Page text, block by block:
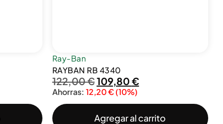
Ray-Ban
RAYBAN RB 4340
122,00€109,80 €
Ahorras: 12,20€ (10%)
Agregar al carrito